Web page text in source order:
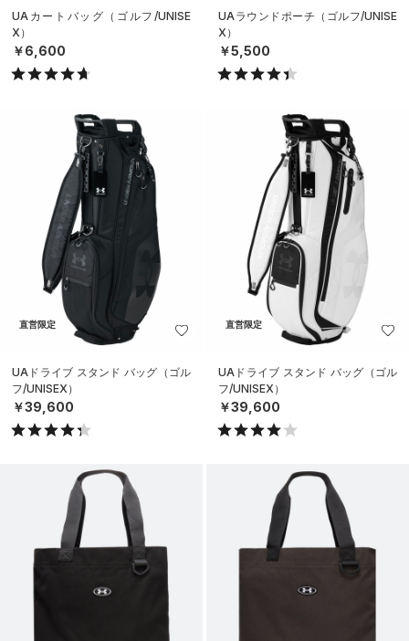
UAカートバッグ（ゴルフ/UNISE
X）
￥6,600
UAラウンドポーチ（ゴルフ/UNISE
X）
￥5,500
直営限定
UAドライブ スタンド バッグ（ゴル
フ/UNISEX）
￥39,600
直営限定
UAドライブ スタンド バッグ（ゴル
フ/UNISEX）
￥39,600